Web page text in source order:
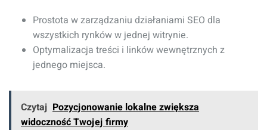
Prostota w zarządzaniu działaniami SEO dla
wszystkich rynków w jednej witrynie.
Optymalizacja treści i linków wewnętrznych z
jednego miejsca.
Czytaj Pozycjonowanie lokalne zwiększa
widoczność Twojej firmy